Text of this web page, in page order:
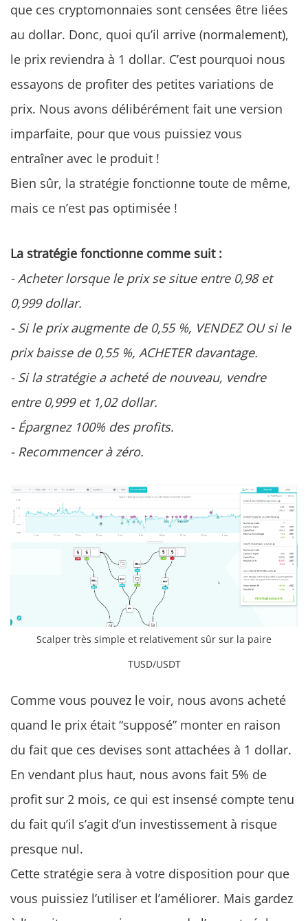
que ces cryptomonnaies sont censées être liées
au dollar. Donc, quoi qu’il arrive (normalement),
le prix reviendra à 1 dollar. C’est pourquoi nous
essayons de profiter des petites variations de
prix. Nous avons délibérément fait une version
imparfaite, pour que vous puissiez vous
entraîner avec le produit !
Bien sûr, la stratégie fonctionne toute de même,
mais ce n’est pas optimisée !
La stratégie fonctionne comme suit :
- Acheter lorsque le prix se situe entre 0,98 et
0,999 dollar.
- Si le prix augmente de 0,55 %, VENDEZ OU si le
prix baisse de 0,55 %, ACHETER davantage.
- Si la stratégie a acheté de nouveau, vendre
entre 0,999 et 1,02 dollar.
- Épargnez 100% des profits.
- Recommencer à zéro.
Scalper très simple et relativement sûr sur la paire
TUSD/USDT
Comme vous pouvez le voir, nous avons acheté
quand le prix était “supposé” monter en raison
du fait que ces devises sont attachées à 1 dollar.
En vendant plus haut, nous avons fait 5% de
profit sur 2 mois, ce qui est insensé compte tenu
du fait qu’il s’agit d’un investissement à risque
presque nul.
Cette stratégie sera à votre disposition pour que
vous puissiez l’utiliser et l’améliorer. Mais gardez